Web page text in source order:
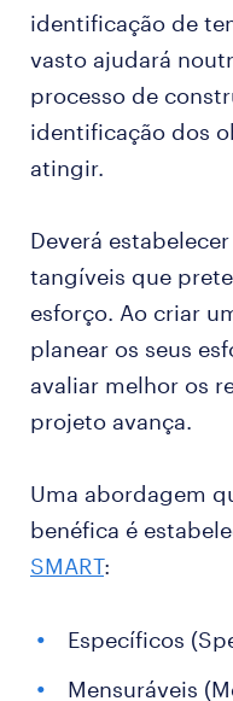
identificação de
vasto ajudará
processo de
identificação dos
atingir.
Deverá
tangíveis que
esforço. Ao criar
planear os seus
avaliar melhor os
projeto avança.
Uma abordagem
benéfica é
SMART:
Específicos
Mensuráveis